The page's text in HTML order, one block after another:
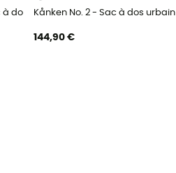
à dos urbain homme
Kånken No. 2 - Sac à dos urbain
144,90 €